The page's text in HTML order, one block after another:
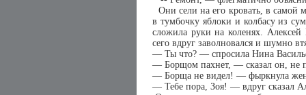
Они сели на его кровать, в самой
в тумбочку яблоки и колбасу из
сложила руки на коленях.
сего вдруг заволновался и шумно
— Ты что? — спросила Нина
— Борщом пахнет, — сказал он, не
— Борща не видел! — фыркнула
— Тебе пора, Зоя! — вдруг сказал